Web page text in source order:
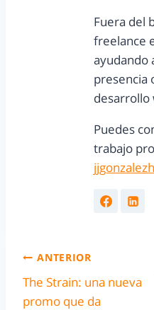
Fuera del
freelance
ayudando
presencia
desarrollo
Puedes
trabajo
ANTERIOR
The Strain: una nueva
promo que da